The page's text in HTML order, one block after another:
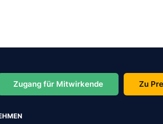
Zugang für Mitwirkende Zu